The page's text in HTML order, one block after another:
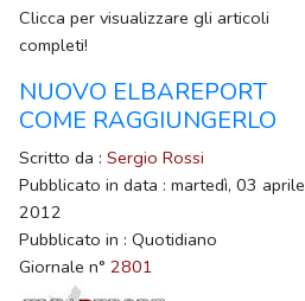
Clicca per visualizzare gli articoli
completi!
NUOVO ELBAREPORT
COME RAGGIUNGERLO
Scritto da : Sergio Rossi
Pubblicato in data : martedì, 03 aprile
2012
Pubblicato in : Quotidiano
Giornale n° 2801